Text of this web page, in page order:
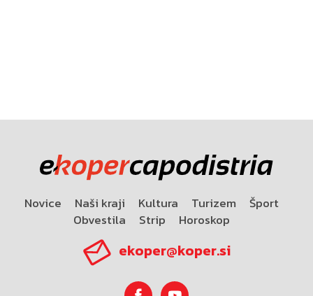
Novice Naši kraji Kultura Turizem
Šport
Obvestila
Strip Horoskop
ekoper@koper.si